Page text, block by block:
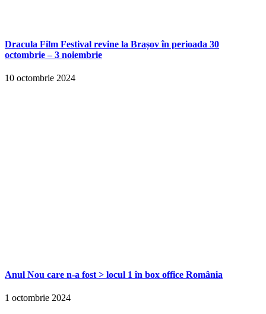
Dracula Film Festival revine la Brașov în perioada 30
octombrie – 3 noiembrie
10 octombrie 2024
Anul Nou care n-a fost > locul 1 în box office România
1 octombrie 2024